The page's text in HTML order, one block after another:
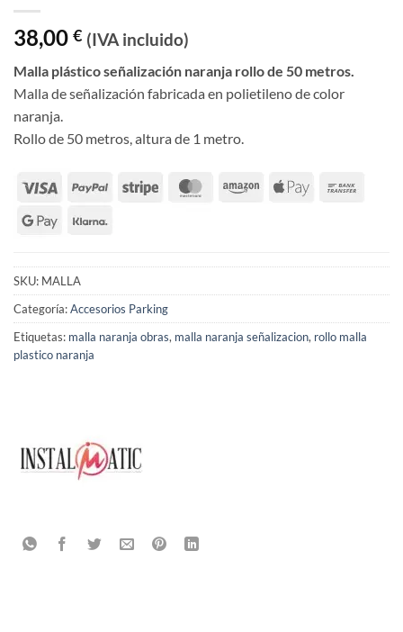
38,00 € (IVA incluido)
Malla plástico señalización naranja rollo de 50 metros.
Malla de señalización fabricada en polietileno de color
naranja.
Rollo de 50 metros, altura de 1 metro.
SKU: MALLA
Categoría:Accesorios Parking
Etiquetas: malla naranja obras, malla naranja señalizacion, rollo malla
plastico naranja